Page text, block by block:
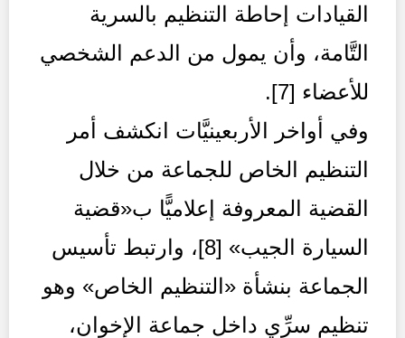
القيادات إحاطة التنظيم بالسرية
التَّامة، وأن يمول من الدعم الشخصي
للأعضاء [7].
وفي أواخر الأربعينيَّات انكشف أمر
التنظيم الخاص للجماعة من خلال
القضية المعروفة إعلاميًّا ب«قضية
السيارة الجيب» [8]، وارتبط تأسيس
الجماعة بنشأة «التنظيم الخاص» وهو
تنظيم سرِّي داخل جماعة الإخوان،